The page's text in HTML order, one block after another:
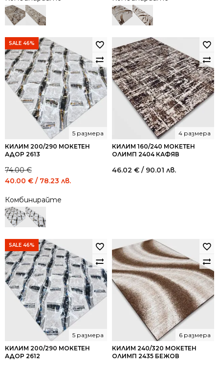
SALE 46%
КИЛИМ 200/290 МОКЕТЕН
АДОР 2613
5 размера
74.00€
Original
was:
74.00 €
/
лв..
40.00 € / 78.23 лв.
Комбинирайте
КИЛИМ 160/240 МОКЕТЕН
ОЛИМП 2404 КАФЯВ
4 размера
46.02 € / 90.01 лв.
SALE 46%
КИЛИМ 200/290 МОКЕТЕН
АДОР 2612
5 размера
КИЛИМ 240/320 МОКЕТЕН
ОЛИМП 2435 БЕЖОВ
6 размера